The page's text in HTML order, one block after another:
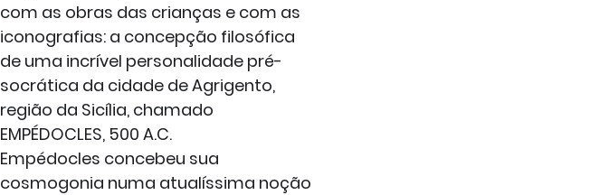
com as obras das crianças e com as
iconografias: a concepção filosófica
de uma incrível personalidade pré-
socrática da cidade de Agrigento,
região da Sicília, chamado
EMPÉDOCLES, 500 A.C.
Empédocles concebeu sua
cosmogonia numa atualíssima noção